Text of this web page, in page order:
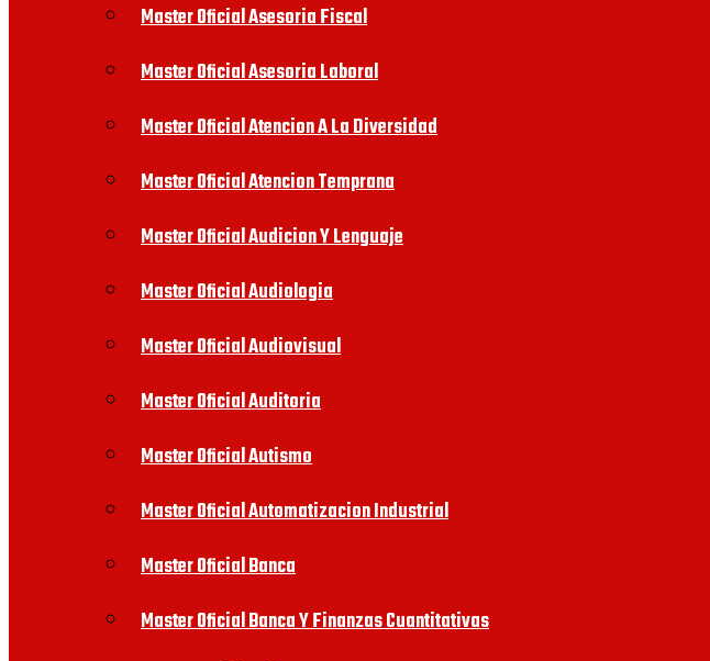
Master Oficial Asesoria Fiscal
Master Oficial Asesoria Laboral
Master Oficial Atencion A La Diversidad
Master Oficial Atencion Temprana
Master Oficial Audicion Y Lenguaje
Master Oficial Audiologia
Master Oficial Audiovisual
Master Oficial Auditoria
Master Oficial Autismo
Master Oficial Automatizacion Industrial
Master Oficial Banca
Master Oficial Banca Y Finanzas Cuantitativas